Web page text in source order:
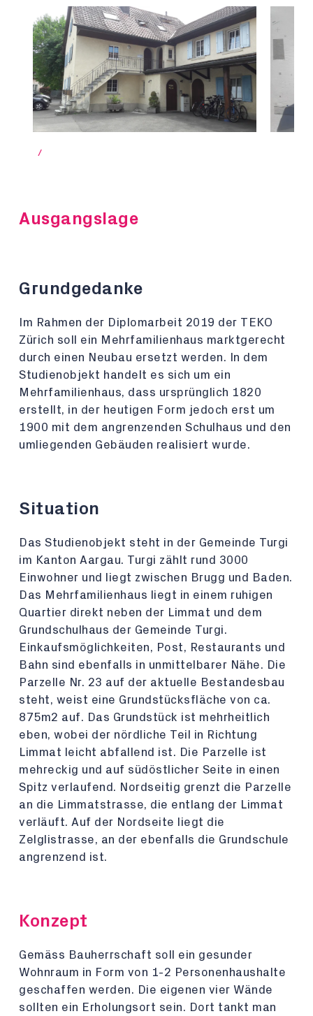
/
Ausgangslage
Grundgedanke
Im Rahmen der Diplomarbeit 2019 der TEKO
Zürich soll ein Mehrfamilienhaus marktgerecht
durch einen Neubau ersetzt werden. In dem
Studienobjekt handelt es sich um ein
Mehrfamilienhaus, dass ursprünglich 1820
erstellt, in der heutigen Form jedoch erst um
1900 mit dem angrenzenden Schulhaus und den
umliegenden Gebäuden realisiert wurde.
Situation
Das Studienobjekt steht in der Gemeinde Turgi
im Kanton Aargau. Turgi zählt rund 3000
Einwohner und liegt zwischen Brugg und Baden.
Das Mehrfamilienhaus liegt in einem ruhigen
Quartier direkt neben der Limmat und dem
Grundschulhaus der Gemeinde Turgi.
Einkaufsmöglichkeiten, Post, Restaurants und
Bahn sind ebenfalls in unmittelbarer Nähe. Die
Parzelle Nr. 23 auf der aktuelle Bestandesbau
steht, weist eine Grundstücksfläche von ca.
875m2 auf. Das Grundstück ist mehrheitlich
eben, wobei der nördliche Teil in Richtung
Limmat leicht abfallend ist. Die Parzelle ist
mehreckig und auf südöstlicher Seite in einen
Spitz verlaufend. Nordseitig grenzt die Parzelle
an die Limmatstrasse, die entlang der Limmat
verläuft. Auf der Nordseite liegt die
Zelglistrasse, an der ebenfalls die Grundschule
angrenzend ist.
Konzept
Gemäss Bauherrschaft soll ein gesunder
Wohnraum in Form von 1-2 Personenhaushalte
geschaffen werden. Die eigenen vier Wände
sollten ein Erholungsort sein. Dort tankt man